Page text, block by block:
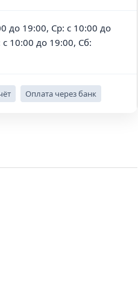
до 19:00, Ср: с 10:00 до
10:00 до 19:00, Сб:
Оплата через банк